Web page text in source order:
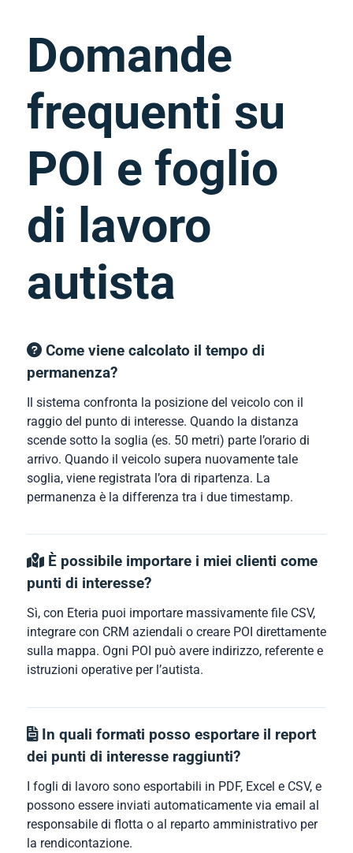
Domande
frequenti su
POI e foglio
di lavoro
autista
Come viene calcolato il tempo di
permanenza?
Il sistema confronta la posizione del veicolo con il
raggio del punto di interesse. Quando la distanza
scende sotto la soglia (es. 50 metri) parte l’orario di
arrivo. Quando il veicolo supera nuovamente tale
soglia, viene registrata l’ora di ripartenza. La
permanenza è la differenza tra i due timestamp.
È possibile importare i miei clienti come
punti di interesse?
Sì, con Eteria puoi importare massivamente file CSV,
integrare con CRM aziendali o creare POI direttamente
sulla mappa. Ogni POI può avere indirizzo, referente e
istruzioni operative per l’autista.
In quali formati posso esportare il report
dei punti di interesse raggiunti?
I fogli di lavoro sono esportabili in PDF, Excel e CSV, e
possono essere inviati automaticamente via email al
responsabile di flotta o al reparto amministrativo per
la rendicontazione.